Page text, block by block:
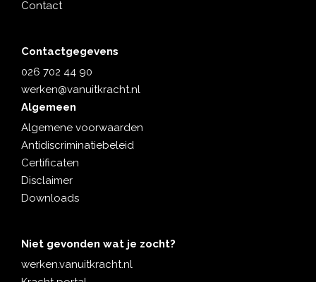
Contact
Contactgegevens
026 702 44 90
werken@vanuitkracht.nl
Algemeen
Algemene voorwaarden
Antidiscriminatiebeleid
Certificaten
Disclaimer
Downloads
Niet gevonden wat je zocht?
werken.vanuitkracht.nl